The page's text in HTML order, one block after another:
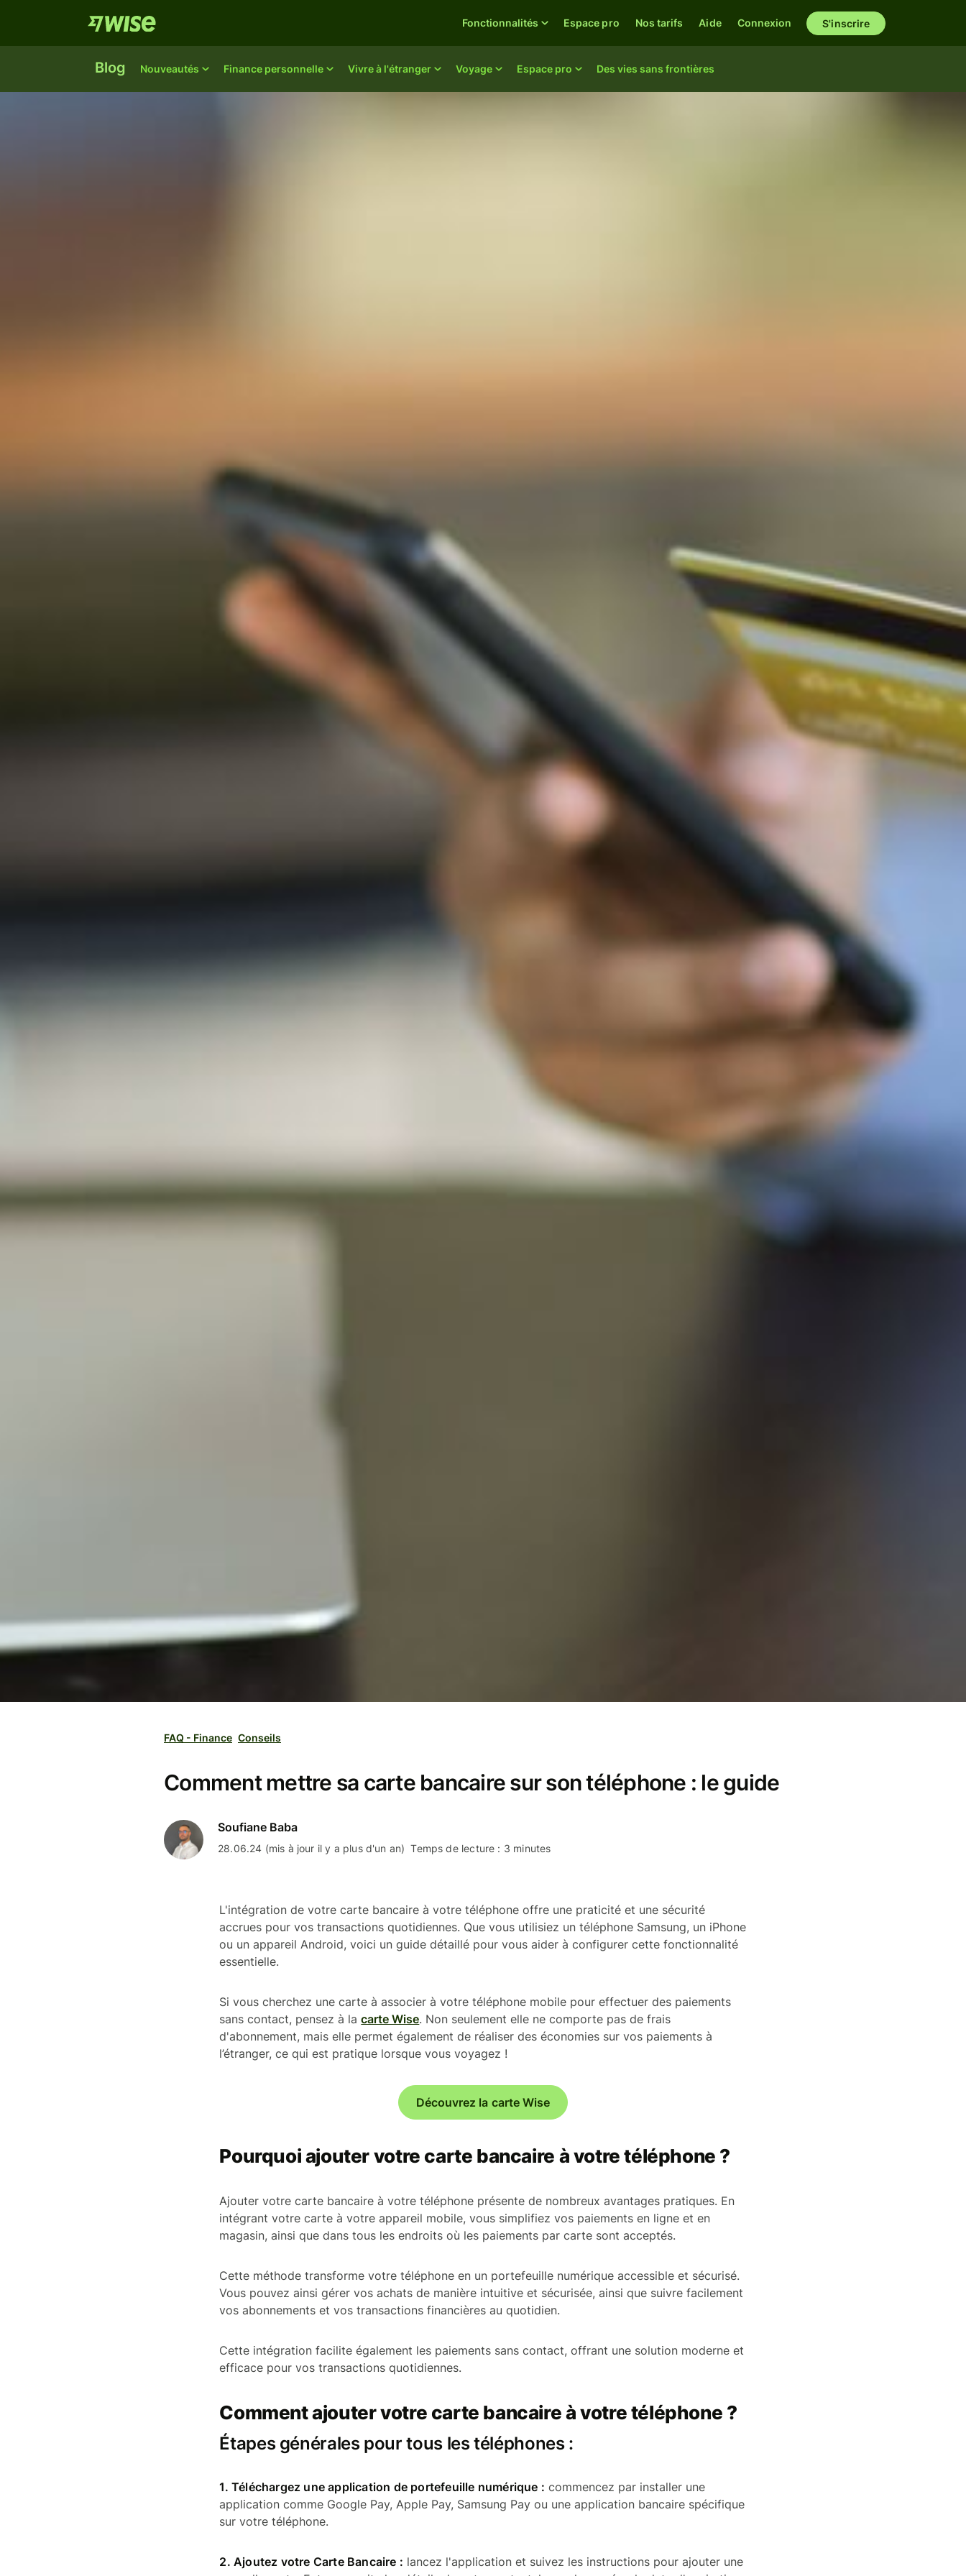
Blog Nouveautés Finance personnelle Vivre à l'étranger Voyage Espace pro Des vies sans frontières
Fonctionnalités Espace pro Nos tarifs Aide Connexion S'inscrire
FAQ - Finance Conseils
Comment mettre sa carte bancaire sur son téléphone : le guide
Soufiane Baba
28.06.24 (mis à jour il y a plus d'un an) Temps de lecture : 3 minutes
L'intégration de votre carte bancaire à votre téléphone offre une praticité et une sécurité
accrues pour vos transactions quotidiennes. Que vous utilisiez un téléphone Samsung, un iPhone
ou un appareil Android, voici un guide détaillé pour vous aider à configurer cette fonctionnalité
essentielle.
Si vous cherchez une carte à associer à votre téléphone mobile pour effectuer des paiements
sans contact, pensez à lacarte Wise. Non seulement elle ne comporte pas de frais
d'abonnement, mais elle permet également de réaliser des économies sur vos paiements à
l’étranger, ce qui est pratique lorsque vous voyagez !
Découvrez la carte Wise
Pourquoi ajouter votre carte bancaire à votre téléphone ?
Ajouter votre carte bancaire à votre téléphone présente de nombreux avantages pratiques. En
intégrant votre carte à votre appareil mobile, vous simplifiez vos paiements en ligne et en
magasin, ainsi que dans tous les endroits où les paiements par carte sont acceptés.
Cette méthode transforme votre téléphone en un portefeuille numérique accessible et sécurisé.
Vous pouvez ainsi gérer vos achats de manière intuitive et sécurisée, ainsi que suivre facilement
vos abonnements et vos transactions financières au quotidien.
Cette intégration facilite également les paiements sans contact, offrant une solution moderne et
efficace pour vos transactions quotidiennes.
Comment ajouter votre carte bancaire à votre téléphone ?
Étapes générales pour tous les téléphones :
1. Téléchargez une application de portefeuille numérique : commencez par installer une
application comme Google Pay, Apple Pay, Samsung Pay ou une application bancaire spécifique
sur votre téléphone.
2. Ajoutez votre Carte Bancaire : lancez l'application et suivez les instructions pour ajouter une